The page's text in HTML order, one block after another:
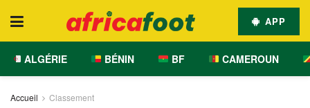
APP
ALGÉRIE BÉNIN BF CAMEROUN
Accueil Classement